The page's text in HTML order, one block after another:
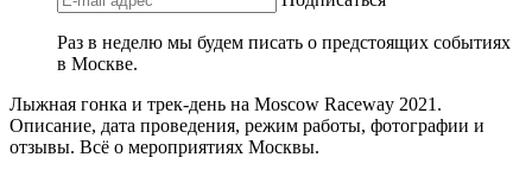
Раз в неделю мы будем писать о предстоящих событиях
в Москве.
Лыжная гонка и трек-день на Moscow Raceway 2021.
Описание, дата проведения, режим работы, фотографии и
отзывы. Всё о мероприятиях Москвы.